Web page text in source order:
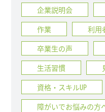
企業説明会
作業
利用
卒業生の声
生活習慣
資格・スキルUP
障がいでお悩みの方